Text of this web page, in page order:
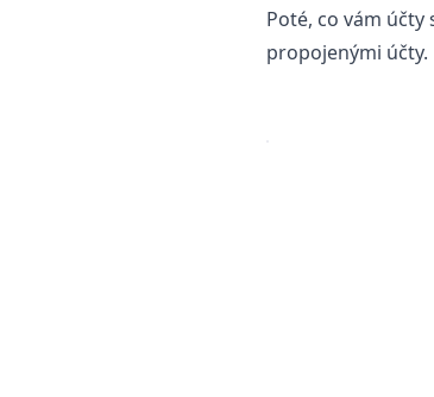
Poté, co vám
propojenými účty.